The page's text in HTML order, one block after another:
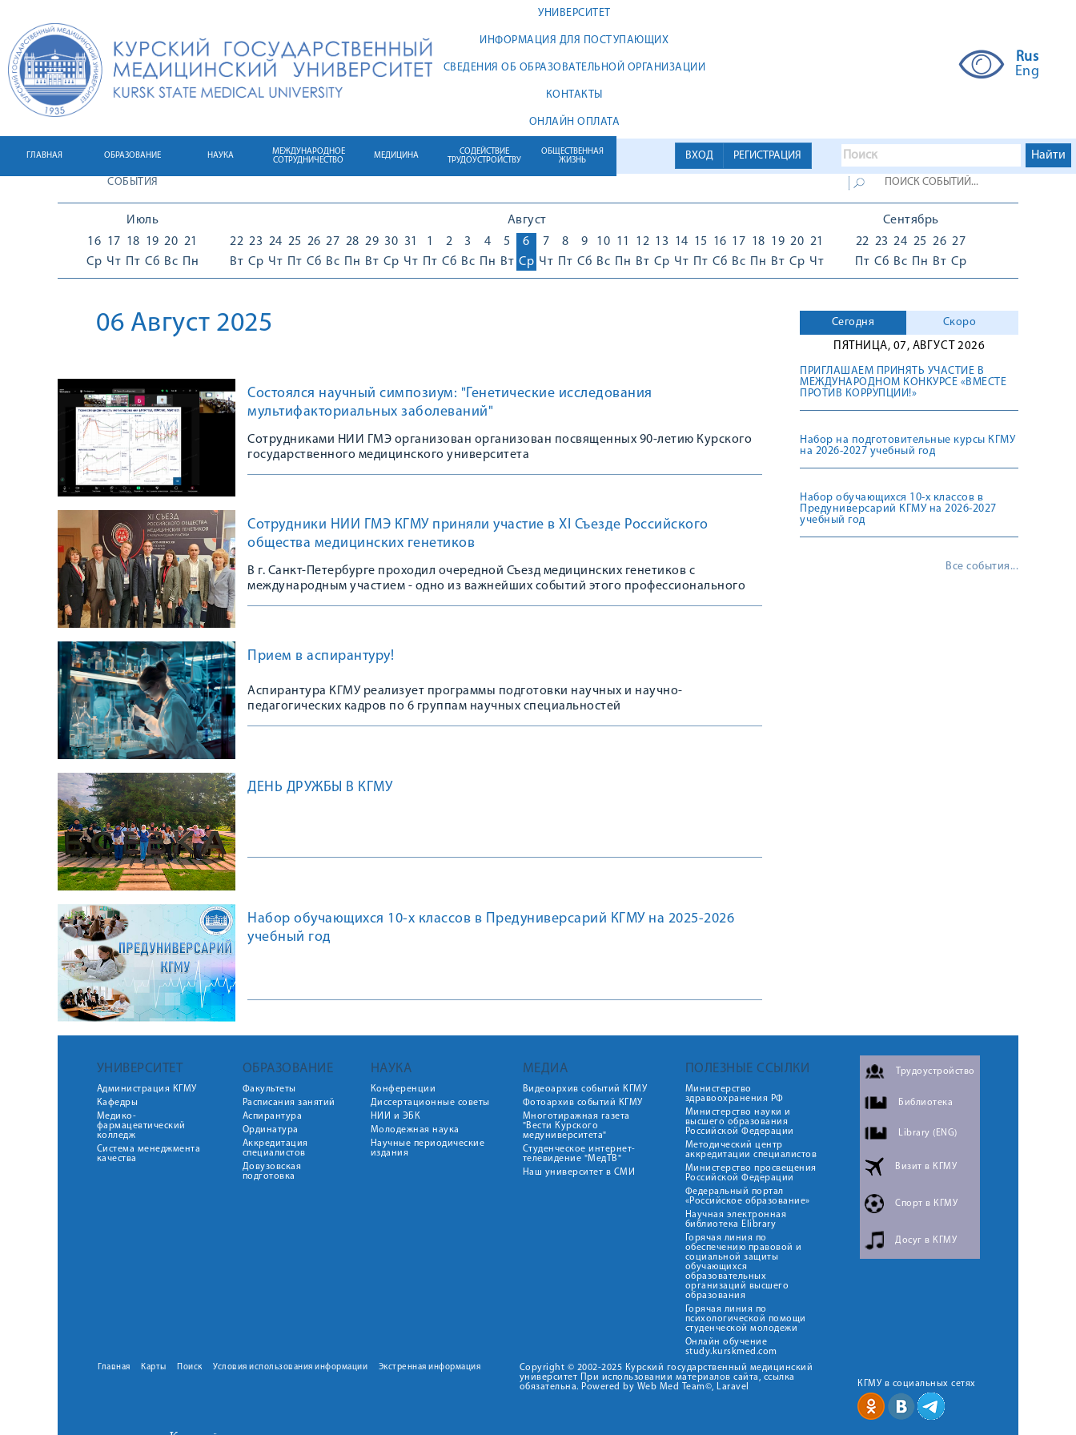
УНИВЕРСИТЕТ
ИНФОРМАЦИЯ ДЛЯ ПОСТУПАЮЩИХ
СВЕДЕНИЯ ОБ ОБРАЗОВАТЕЛЬНОЙ ОРГАНИЗАЦИИ
КОНТАКТЫ
ОНЛАЙН ОПЛАТА
Rus
Eng
ВХОД РЕГИСТРАЦИЯ
ГЛАВНАЯ ОБРАЗОВАНИЕ НАУКА
МЕЖДУНАРОДНОЕ
СОТРУДНИЧЕСТВО
МЕДИЦИНА
СОДЕЙСТВИЕ
ТРУДОУСТРОЙСТВУ
ОБЩЕСТВЕННАЯ
ЖИЗНЬ
СОБЫТИЯ
Июль
16
Ср
17
Чт
18
Пт
19
Сб
20
Вс
21
Пн
Август
22
Вт
23
Ср
24
Чт
25
Пт
26
Сб
27
Вс
28
Пн
29
Вт
30
Ср
31
Чт
1
Пт
2
Сб
3
Вс
4
Пн
5
Вт
6
Ср
7
Чт
8
Пт
9
Сб
10
Вс
11
Пн
12
Вт
13
Ср
14
Чт
15
Пт
16
Сб
17
Вс
18
Пн
19
Вт
20
Ср
21
Чт
Сентябрь
22
Пт
23
Сб
24
Вс
25
Пн
26
Вт
27
Ср
06 Август 2025
Состоялся научный симпозиум: "Генетические исследования
мультифакториальных заболеваний"
Сотрудниками НИИ ГМЭ организован организован посвященных 90-летию Курского
государственного медицинского университета
Сотрудники НИИ ГМЭ КГМУ приняли участие в XI Съезде Российского
общества медицинских генетиков
В г. Санкт-Петербурге проходил очередной Съезд медицинских генетиков с
международным участием - одно из важнейших событий этого профессионального
Прием в аспирантуру!
Аспирантура КГМУ реализует программы подготовки научных и научно-
педагогических кадров по 6 группам научных специальностей
ДЕНЬ ДРУЖБЫ В КГМУ
Набор обучающихся 10-х классов в Предуниверсарий КГМУ на 2025-2026
учебный год
Сегодня
Скоро
ПЯТНИЦА, 07, АВГУСТ 2026
ПРИГЛАШАЕМ ПРИНЯТЬ УЧАСТИЕ В
МЕЖДУНАРОДНОМ КОНКУРСЕ «ВМЕСТЕ
ПРОТИВ КОРРУПЦИИ!»
Набор на подготовительные курсы КГМУ
на 2026-2027 учебный год
Набор обучающихся 10-х классов в
Предуниверсарий КГМУ на 2026-2027
учебный год
Все события...
УНИВЕРСИТЕТ
Администрация КГМУ
Кафедры
Медико-
фармацевтический
колледж
Система менеджмента
качества
ОБРАЗОВАНИЕ
Факультеты
Расписания занятий
Аспирантура
Ординатура
Аккредитация
специалистов
Довузовская
подготовка
НАУКА
Конференции
Диссертационные советы
НИИ и ЭБК
Молодежная наука
Научные периодические
издания
МЕДИА
Видеоархив событий КГМУ
Фотоархив событий КГМУ
Многотиражная газета
"Вести Курского
медуниверситета"
Студенческое интернет-
телевидение "МедТВ"
Наш университет в СМИ
ПОЛЕЗНЫЕ ССЫЛКИ
Министерство
здравоохранения РФ
Министерство науки и
высшего образования
Российской Федерации
Методический центр
аккредитации специалистов
Министерство просвещения
Российской Федерации
Федеральный портал
«Российское образование»
Научная электронная
библиотека Elibrary
Горячая линия по
обеспечению правовой и
социальной защиты
обучающихся
образовательных
организаций высшего
образования
Горячая линия по
психологической помощи
студенческой молодежи
Онлайн обучение
study.kurskmed.com
Трудоустройство
Библиотека
Library (ENG)
Визит в КГМУ
Спорт в КГМУ
Досуг в КГМУ
Главная Карты Поиск Условия использования информации Экстренная информация
Copyright © 2002-2025 Курский государственный медицинский
университет При использовании материалов сайта, ссылка
обязательна. Powered by Web Med Team©, Laravel
КГМУ в социальных сетях